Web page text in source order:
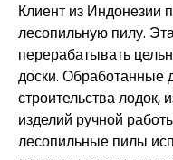
Клиент из Индонезии
лесопильную пилу.
перерабатывать
доски. Обработанные
строительства лодок,
изделий ручной
лесопильные пилы